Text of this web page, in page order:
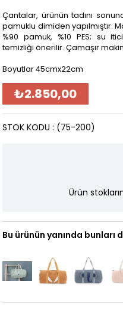
Çantalar, ürünün tadını
pamuklu dimiden yapılmıştır.
%90 pamuk, %10 PES; su
temizliği önerilir. Çamaşır
Boyutlar 45cmx22cm
₺2.850,00
(75-200)
STOK KODU
Ürün
Bu ürünün yanında bunları